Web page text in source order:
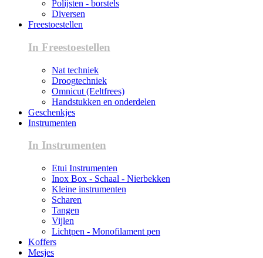
Polijsten - borstels
Diversen
Freestoestellen
In Freestoestellen
Nat techniek
Droogtechniek
Omnicut (Eeltfrees)
Handstukken en onderdelen
Geschenkjes
Instrumenten
In Instrumenten
Etui Instrumenten
Inox Box - Schaal - Nierbekken
Kleine instrumenten
Scharen
Tangen
Vijlen
Lichtpen - Monofilament pen
Koffers
Mesjes